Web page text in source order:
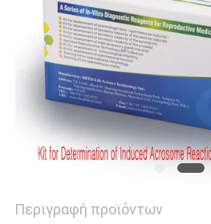
Περιγραφή προϊόντων